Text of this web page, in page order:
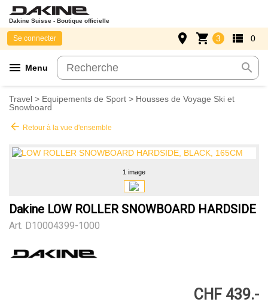
Dakine Suisse - Boutique officielle
menu Menu search
Se connecter place shopping_cart 3 view_list 0
Travel > Equipements de Sport > Housses de Voyage Ski et
Snowboard
arrow_back Retour à la vue d'ensemble
1 image
Dakine LOW ROLLER SNOWBOARD HARDSIDE
Art. D10004399-1000
CHF 439.-